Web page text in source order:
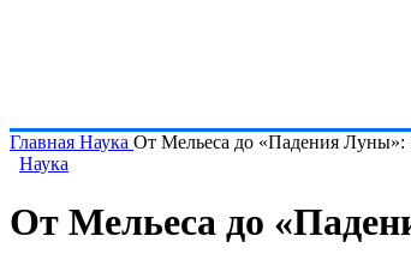
Главная Наука От Мельеса до «Падения Луны»:
Наука
От Мельеса до